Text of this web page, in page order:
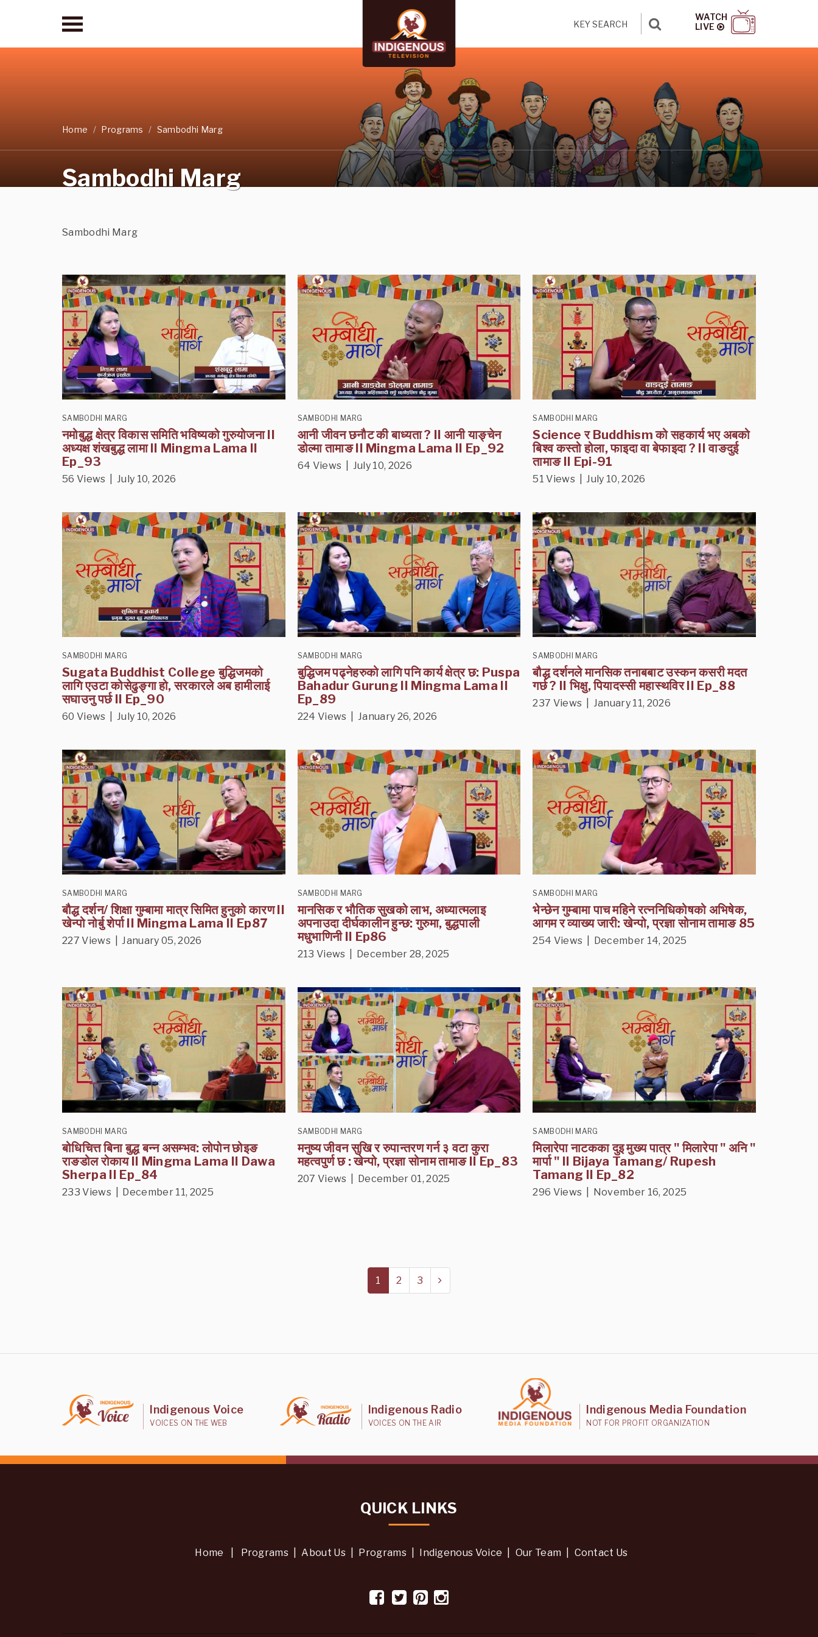
WATCH
LIVE
Home Programs Sambodhi Marg
Sambodhi Marg
Sambodhi Marg
SAMBODHI MARG
नमोबुद्ध क्षेत्र विकास समिति भविष्यको गुरुयोजना II
अध्यक्ष शंखबुद्ध लामा II Mingma Lama II
Ep_93
56 Views | July 10, 2026
SAMBODHI MARG
आनी जीवन छनौट की बाध्यता ? II आनी याङ्चेन
डोल्मा तामाङ II Mingma Lama II Ep_92
64 Views | July 10, 2026
SAMBODHI MARG
Science र Buddhism को सहकार्य भए अबको
बिश्व कस्तो होला, फाइदा वा बेफाइदा ? II वाङदुई
तामाङ II Epi-91
51 Views | July 10, 2026
SAMBODHI MARG
Sugata Buddhist College बुद्धिजमको
लागि एउटा कोसेढुङ्गा हो, सरकारले अब हामीलाई
सघाउनु पर्छ II Ep_90
60 Views | July 10, 2026
SAMBODHI MARG
बुद्धिजम पढ्नेहरुको लागि पनि कार्य क्षेत्र छ: Puspa
Bahadur Gurung II Mingma Lama II
Ep_89
224 Views | January 26, 2026
SAMBODHI MARG
बौद्ध दर्शनले मानसिक तनाबबाट उस्कन कसरी मदत
गर्छ ? II भिक्षु, पियादस्सी महास्थविर II Ep_88
237 Views | January 11, 2026
SAMBODHI MARG
बौद्ध दर्शन/ शिक्षा गुम्बामा मात्र सिमित हुनुको कारण II
खेन्पो नोर्बु शेर्पा II Mingma Lama II Ep87
227 Views | January 05, 2026
SAMBODHI MARG
मानसिक र भौतिक सुखको लाभ, अध्यात्मलाइ
अपनाउदा दीर्घकालीन हुन्छ: गुरुमा, बुद्धपाली
मधुभाणिनी II Ep86
213 Views | December 28, 2025
SAMBODHI MARG
भेन्छेन गुम्बामा पाच महिने रत्ननिधिकोषको अभिषेक,
आगम र व्याख्य जारी: खेन्पो, प्रज्ञा सोनाम तामाङ 85
254 Views | December 14, 2025
SAMBODHI MARG
बोधिचित्त बिना बुद्ध बन्न असम्भव: लोपोन छोइङ
राङडोल रोकाय II Mingma Lama II Dawa
Sherpa II Ep_84
233 Views | December 11, 2025
SAMBODHI MARG
मनुष्य जीवन सुखि र रुपान्तरण गर्न ३ वटा कुरा
महत्वपुर्ण छ : खेन्पो, प्रज्ञा सोनाम तामाङ II Ep_83
207 Views | December 01, 2025
SAMBODHI MARG
मिलारेपा नाटकका दुइ मुख्य पात्र " मिलारेपा " अनि "
मार्पा " II Bijaya Tamang/ Rupesh
Tamang II Ep_82
296 Views | November 16, 2025
1 2 3
Indigenous Voice
VOICES ON THE WEB
Indigenous Radio
VOICES ON THE AIR
Indigenous Media Foundation
NOT FOR PROFIT ORGANIZATION
QUICK LINKS
Home Programs About Us Programs Indigenous Voice Our Team Contact Us